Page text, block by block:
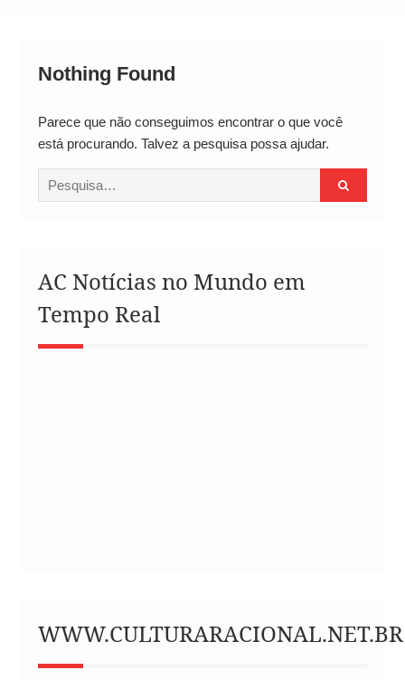
Nothing Found
Parece que não conseguimos encontrar o que você
está procurando. Talvez a pesquisa possa ajudar.
Procurar
por:
AC Notícias no Mundo em
Tempo Real
WWW.CULTURARACIONAL.NET.BR